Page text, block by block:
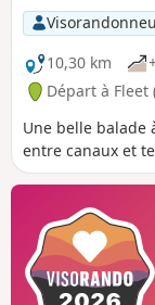
10,30 km
Départ à Fleet
Une belle balade
entre canaux et